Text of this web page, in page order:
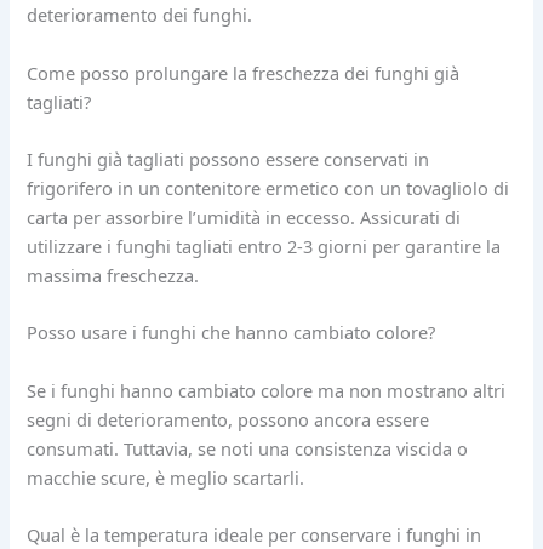
deterioramento dei funghi.
Come posso prolungare la freschezza dei funghi già
tagliati?
I funghi già tagliati possono essere conservati in
frigorifero in un contenitore ermetico con un tovagliolo di
carta per assorbire l’umidità in eccesso. Assicurati di
utilizzare i funghi tagliati entro 2-3 giorni per garantire la
massima freschezza.
Posso usare i funghi che hanno cambiato colore?
Se i funghi hanno cambiato colore ma non mostrano altri
segni di deterioramento, possono ancora essere
consumati. Tuttavia, se noti una consistenza viscida o
macchie scure, è meglio scartarli.
Qual è la temperatura ideale per conservare i funghi in